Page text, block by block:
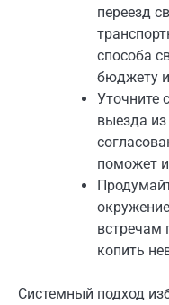
переезд
способа
бюджету
Уточните
выезда из
поможет
встречам
копить
Системный подход